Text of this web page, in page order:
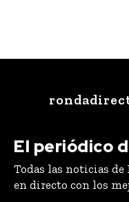
El periódico
Todas las noticias de
en directo con los